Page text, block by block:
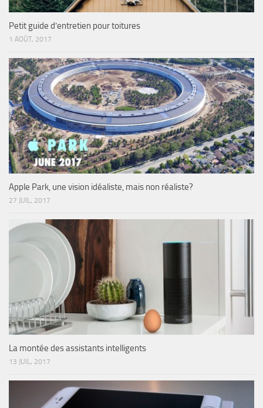
Petit guide d’entretien pour toitures
1 AOÛT, 2017
Apple Park, une vision idéaliste, mais non réaliste?
27 JUIL, 2017
La montée des assistants intelligents
13 JUIL, 2017